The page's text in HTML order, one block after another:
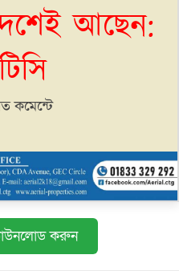
আছেন:
কমেন্টে
করুন